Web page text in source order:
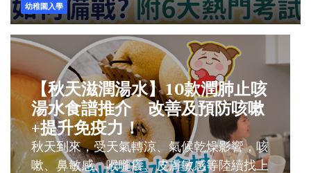
幼稚園入學
【升學】幼稚園面試子女突然哭
鬧點算好？ 附6大熱門考試玩具
每年11月是幼稚園K1（幼兒班）面試季節，
面對小朋友人生第一個入學面試，身為家長